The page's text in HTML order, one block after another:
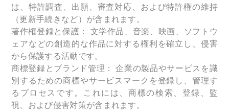
は、特許調査、出願、審査対応、および特許権の維持
（更新手続きなど）が含まれます。
著作権登録と保護： 文学作品、音楽、映画、ソフトウ
ェアなどの創造的な作品に対する権利を確立し、侵害
から保護する活動です。
商標登録とブランド管理： 企業の製品やサービスを識
別するための商標やサービスマークを登録し、管理す
るプロセスです。これには、商標の検索、登録、監
視、および侵害対策が含まれます。